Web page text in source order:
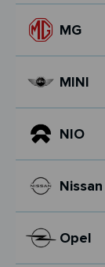
MG
MINI
NIO
Nissan
Opel